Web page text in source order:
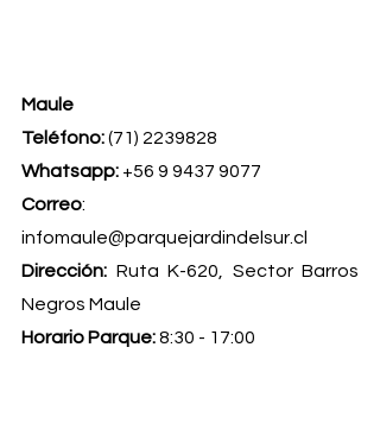
Maule
Teléfono: (71) 2239828
Whatsapp: +56 9 9437 9077
Correo:
infomaule@parquejardindelsur.cl
Dirección: Ruta K-620, Sector Barros
Negros Maule
Horario Parque: 8:30 - 17:00